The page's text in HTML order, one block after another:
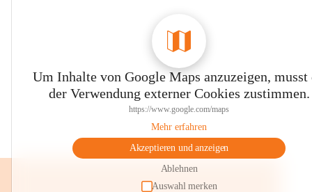
Um Inhalte von Google Maps anzuzeigen, musst
der Verwendung externer Cookies zustimmen.
https://www.google.com/maps
Mehr erfahren
Akzeptieren und anzeigen
Ablehnen
Auswahl merken